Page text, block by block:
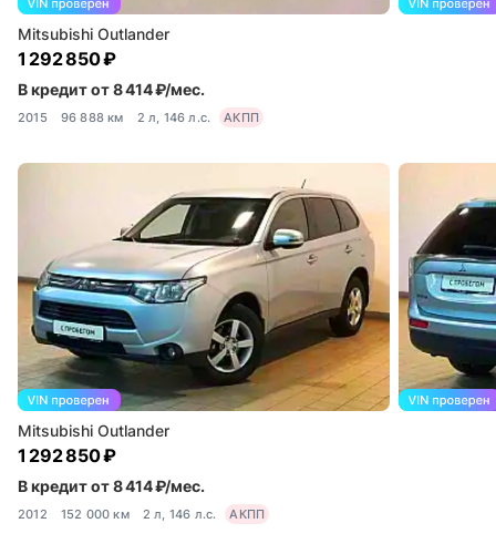
Mitsubishi Outlander
1 292 850 ₽
В кредит от 8 414 ₽/мес.
2015 96 888 км 2 л, 146 л.с. АКПП
Mitsubishi Outlander
1 292 850 ₽
В кредит от 8 414 ₽/мес.
2012 152 000 км 2 л, 146 л.с. АКПП